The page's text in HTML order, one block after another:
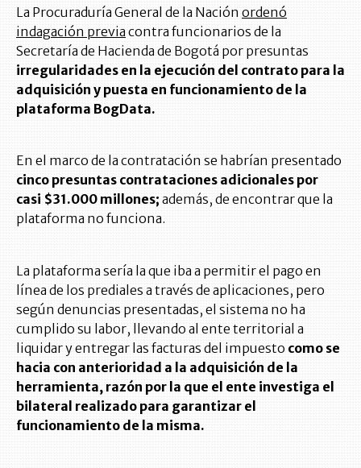
La Procuraduría General de la Nación ordenó
indagación previacontra funcionarios de la
Secretaría de Hacienda de Bogotá por presuntas
irregularidades en la ejecución del contrato para la
adquisición y puesta en funcionamiento de la
plataforma BogData.
En el marco de la contratación se habrían presentado
cinco presuntas contrataciones adicionales por
casi $31.000 millones; además, de encontrar que la
plataforma no funciona.
La plataforma sería la que iba a permitir el pago en
línea de los prediales a través de aplicaciones, pero
según denuncias presentadas, el sistema no ha
cumplido su labor, llevando al ente territorial a
liquidar y entregar las facturas del impuesto como se
hacia con anterioridad a la adquisición de la
herramienta, razón por la que el ente investiga el
bilateral realizado para garantizar el
funcionamiento de la misma.